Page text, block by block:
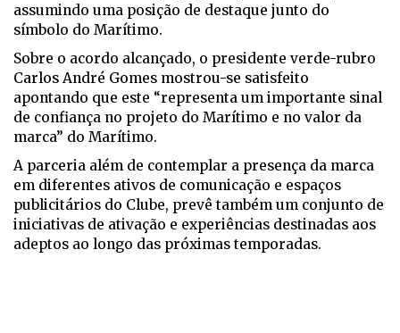
assumindo uma posição de destaque junto do
símbolo do Marítimo.
Sobre o acordo alcançado, o presidente verde-rubro
Carlos André Gomes mostrou-se satisfeito
apontando que este “representa um importante sinal
de confiança no projeto do Marítimo e no valor da
marca” do Marítimo.
A parceria além de contemplar a presença da marca
em diferentes ativos de comunicação e espaços
publicitários do Clube, prevê também um conjunto de
iniciativas de ativação e experiências destinadas aos
adeptos ao longo das próximas temporadas.